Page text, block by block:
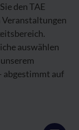
den TAE
auswählen
abgestimmt auf